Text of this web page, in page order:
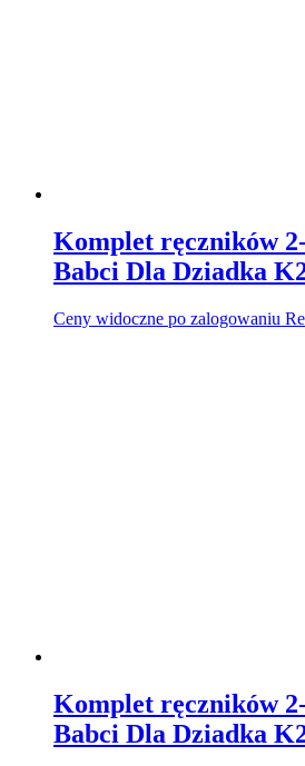
Komplet ręczników
Babci Dla Dziadka
Ceny widoczne po zalogowaniu
Komplet ręczników
Babci Dla Dziadka